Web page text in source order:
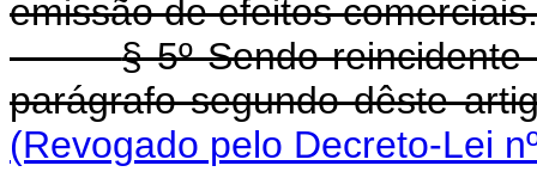
emissão de efeitos comerciais.
§ 5º Sendo
parágrafo segundo dêste
(Revogado pelo Decreto-Lei